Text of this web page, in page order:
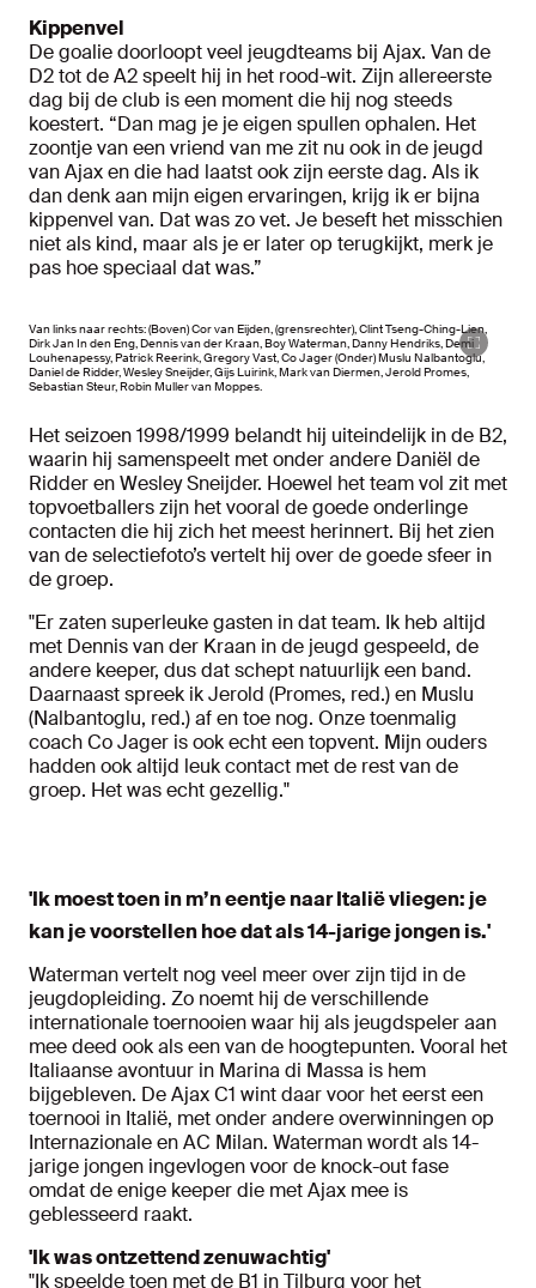
Kippenvel
De goalie doorloopt veel jeugdteams bij Ajax. Van de
D2 tot de A2 speelt hij in het rood-wit. Zijn allereerste
dag bij de club is een moment die hij nog steeds
koestert. “Dan mag je je eigen spullen ophalen. Het
zoontje van een vriend van me zit nu ook in de jeugd
van Ajax en die had laatst ook zijn eerste dag. Als ik
dan denk aan mijn eigen ervaringen, krijg ik er bijna
kippenvel van. Dat was zo vet. Je beseft het misschien
niet als kind, maar als je er later op terugkijkt, merk je
pas hoe speciaal dat was.”
Van links naar rechts: (Boven) Cor van Eijden, (grensrechter), Clint Tseng-Ching-Lien,
Dirk Jan In den Eng, Dennis van der Kraan, Boy Waterman, Danny Hendriks, Demi
Louhenapessy, Patrick Reerink, Gregory Vast, Co Jager (Onder) Muslu Nalbantoglu,
Daniel de Ridder, Wesley Sneijder, Gijs Luirink, Mark van Diermen, Jerold Promes,
Sebastian Steur, Robin Muller van Moppes.
Het seizoen 1998/1999 belandt hij uiteindelijk in de B2,
waarin hij samenspeelt met onder andere Daniël de
Ridder en Wesley Sneijder. Hoewel het team vol zit met
topvoetballers zijn het vooral de goede onderlinge
contacten die hij zich het meest herinnert. Bij het zien
van de selectiefoto’s vertelt hij over de goede sfeer in
de groep.
"Er zaten superleuke gasten in dat team. Ik heb altijd
met Dennis van der Kraan in de jeugd gespeeld, de
andere keeper, dus dat schept natuurlijk een band.
Daarnaast spreek ik Jerold (Promes, red.) en Muslu
(Nalbantoglu, red.) af en toe nog. Onze toenmalig
coach Co Jager is ook echt een topvent. Mijn ouders
hadden ook altijd leuk contact met de rest van de
groep. Het was echt gezellig."
'Ik moest toen in m’n eentje naar Italië vliegen: je
kan je voorstellen hoe dat als 14-jarige jongen is.'
Waterman vertelt nog veel meer over zijn tijd in de
jeugdopleiding. Zo noemt hij de verschillende
internationale toernooien waar hij als jeugdspeler aan
mee deed ook als een van de hoogtepunten. Vooral het
Italiaanse avontuur in Marina di Massa is hem
bijgebleven. De Ajax C1 wint daar voor het eerst een
toernooi in Italië, met onder andere overwinningen op
Internazionale en AC Milan. Waterman wordt als 14-
jarige jongen ingevlogen voor de knock-out fase
omdat de enige keeper die met Ajax mee is
geblesseerd raakt.
'Ik was ontzettend zenuwachtig'
"Ik speelde toen met de B1 in Tilburg voor het